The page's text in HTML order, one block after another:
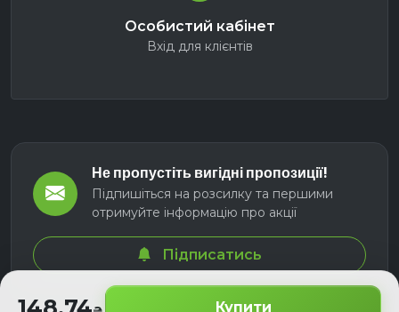
Купити
Особистий кабінет
Вхід для клієнтів
Не пропустіть вигідні пропозиції!
Підпишіться на розсилку та першими
отримуйте інформацію про акції
Підписатись